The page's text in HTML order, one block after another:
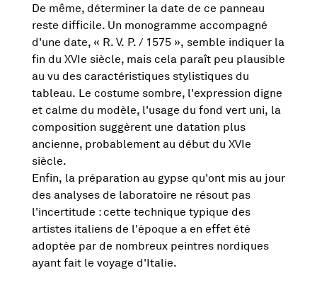
De même, déterminer la date de ce panneau
reste difficile. Un monogramme accompagné
d'une date, « R. V. P. / 1575 », semble indiquer la
fin du XVIe siècle, mais cela paraît peu plausible
au vu des caractéristiques stylistiques du
tableau. Le costume sombre, l'expression digne
et calme du modèle, l'usage du fond vert uni, la
composition suggèrent une datation plus
ancienne, probablement au début du XVIe
siècle.
Enfin, la préparation au gypse qu'ont mis au jour
des analyses de laboratoire ne résout pas
l'incertitude : cette technique typique des
artistes italiens de l'époque a en effet été
adoptée par de nombreux peintres nordiques
ayant fait le voyage d'Italie.